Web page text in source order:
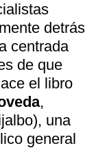
detrás
centrada
de que
el libro
,
una
general